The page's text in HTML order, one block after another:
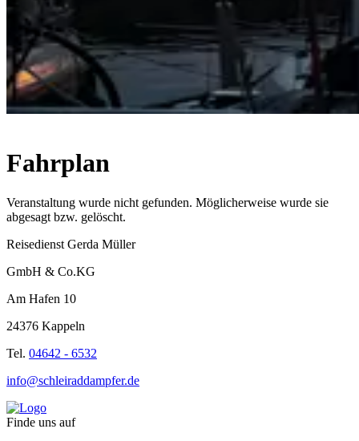
Fahrplan
Veranstaltung wurde nicht gefunden. Möglicherweise wurde sie
abgesagt bzw. gelöscht.
Reisedienst Gerda Müller
GmbH & Co.KG
Am Hafen 10
24376 Kappeln
Tel. 04642 - 6532
info@schleiraddampfer.de
Finde uns auf